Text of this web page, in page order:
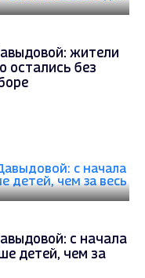
жители
остались без
с начала
детей, чем за